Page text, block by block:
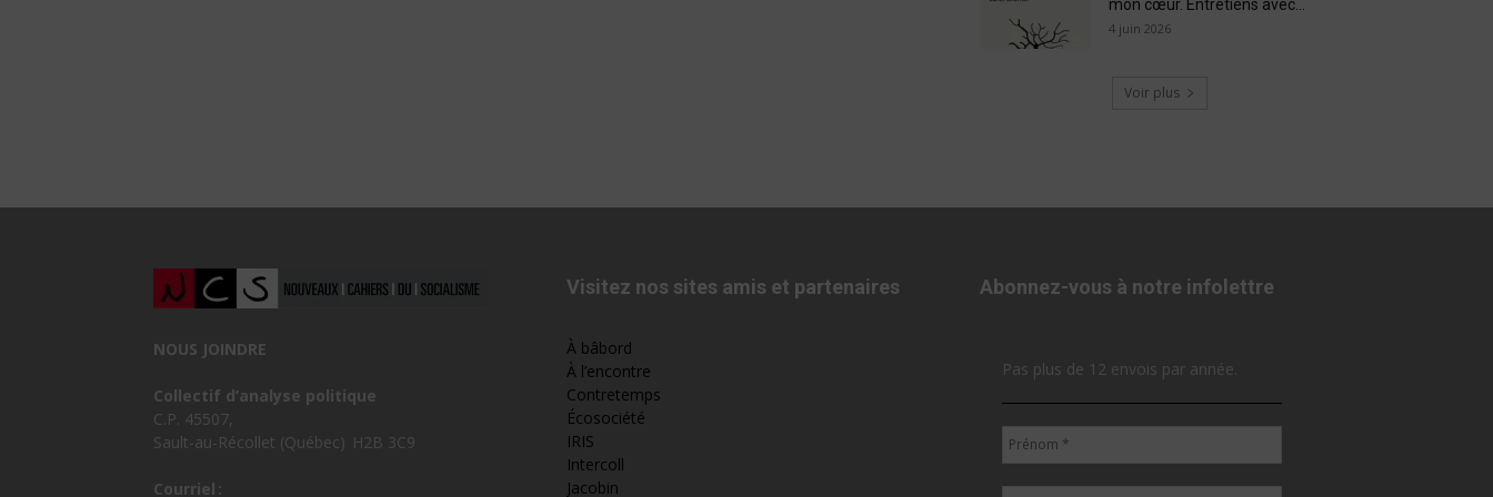
mon cœur. Entretiens avec...
4 juin 2026
Voir plus
NOUS JOINDRE
Collectif d’analyse politique
C.P. 45507,
Sault-au-Récollet (Québec) H2B 3C9
Courriel :
Visitez nos sites amis et partenaires
À bâbord
À l’encontre
Contretemps
Écosociété
IRIS
Intercoll
Jacobin
Abonnez-vous à notre infolettre
Pas plus de 12 envois par année.